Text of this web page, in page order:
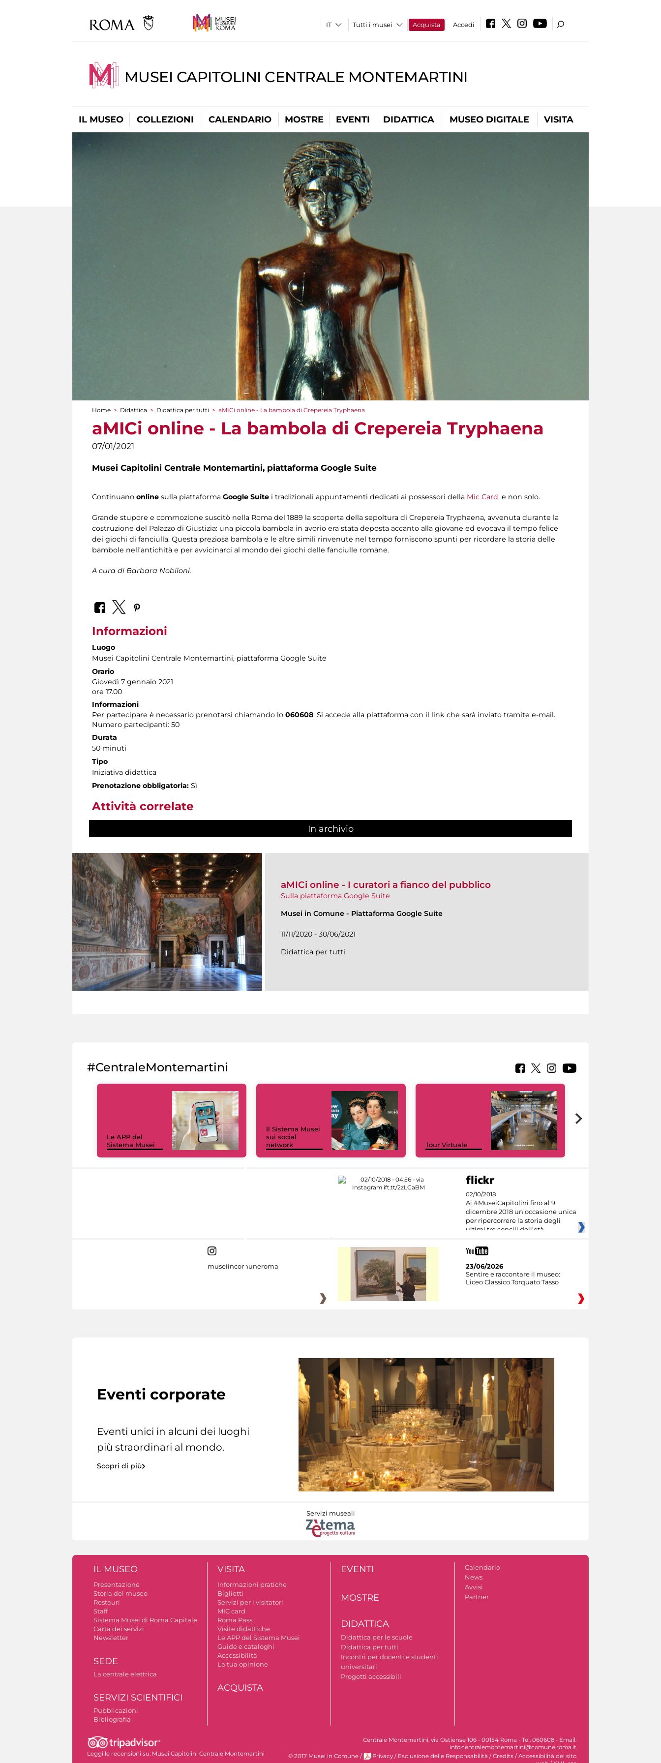
Tutti i musei Acquista Accedi
MUSEI CAPITOLINI CENTRALE MONTEMARTINI
IL MUSEO COLLEZIONI CALENDARIO MOSTRE EVENTI DIDATTICA MUSEO DIGITALE VISITA
Tu sei qui
Home > Didattica > Didattica per tutti > aMICi online - La bambola di Crepereia Tryphaena
aMICi online - La bambola di Crepereia Tryphaena
07/01/2021
Musei Capitolini Centrale Montemartini, piattaforma Google Suite
Continuano online sulla piattaforma Google Suite i tradizionali appuntamenti dedicati ai possessori della Mic Card, e non solo.
Grande stupore e commozione suscitò nella Roma del 1889 la scoperta della sepoltura di Crepereia Tryphaena, avvenuta durante la
costruzione del Palazzo di Giustizia: una piccola bambola in avorio era stata deposta accanto alla giovane ed evocava il tempo felice
dei giochi di fanciulla. Questa preziosa bambola e le altre simili rinvenute nel tempo forniscono spunti per ricordare la storia delle
bambole nell’antichità e per avvicinarci al mondo dei giochi delle fanciulle romane.
A cura di Barbara Nobiloni.
Informazioni
Luogo
Musei Capitolini Centrale Montemartini, piattaforma Google Suite
Orario
Giovedì 7 gennaio 2021
ore 17.00
Informazioni
Per partecipare è necessario prenotarsi chiamando lo 060608. Si accede alla piattaforma con il link che sarà inviato tramite e-mail.
Numero partecipanti: 50
Durata
50 minuti
Tipo
Iniziativa didattica
Prenotazione obbligatoria: Sì
Attività correlate
In archivio
aMICi online - I curatori a fianco del pubblico
Sulla piattaforma Google Suite
Musei in Comune - Piattaforma Google Suite
11/11/2020 - 30/06/2021
Didattica per tutti
#CentraleMontemartini
Le APP del
Sistema Musei
Il Sistema Musei
sui social
network
Tour Virtuale
02/10/2018
Ai #MuseiCapitolini fino al 9
dicembre 2018 un’occasione unica
per ripercorrere la storia degli
ultimi tre concili dell’età
museiincomuneroma
23/06/2026
Sentire e raccontare il museo:
Liceo Classico Torquato Tasso
Eventi corporate
Eventi unici in alcuni dei luoghi
più straordinari al mondo.
Scopri di più
Servizi museali
IL MUSEO
Presentazione
Storia del museo
Restauri
Staff
Sistema Musei di Roma Capitale
Carta dei servizi
Newsletter
SEDE
La centrale elettrica
SERVIZI SCIENTIFICI
Pubblicazioni
Bibliografia
VISITA
Informazioni pratiche
Biglietti
Servizi per i visitatori
MIC card
Roma Pass
Visite didattiche
Le APP del Sistema Musei
Guide e cataloghi
Accessibilità
La tua opinione
ACQUISTA
EVENTI
MOSTRE
DIDATTICA
Didattica per le scuole
Didattica per tutti
Incontri per docenti e studenti
universitari
Progetti accessibili
Calendario
News
Avvisi
Partner
Leggi le recensioni su: Musei Capitolini Centrale Montemartini
Centrale Montemartini, via Ostiense 106 - 00154 Roma - Tel. 060608 - Email:
info.centralemontemartini@comune.roma.it
© 2017 Musei in Comune / Privacy / Esclusione delle Responsabilità /Credits /Accessibilità del sito